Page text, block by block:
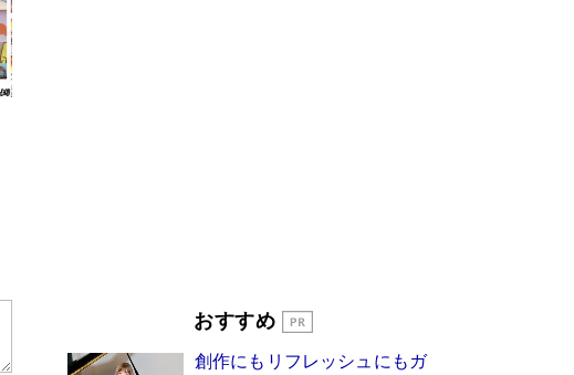
開発への関心を押し上げた18年の物語に幕 特装
Book Bang
おすすめ
創作にもリフレッシュにもガ